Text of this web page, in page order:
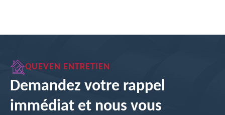
QUEVEN ENTRETIEN
Demandez votre rappel
immédiat et nous vous